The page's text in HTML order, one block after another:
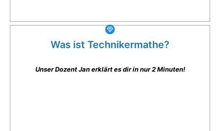
Was ist Technikermathe?
Unser Dozent Jan erklärt es dir in nur 2 Minuten!